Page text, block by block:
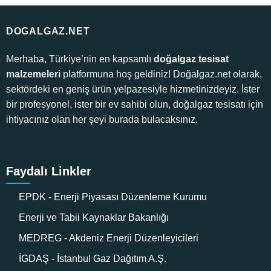
DOGALGAZ.NET
Merhaba, Türkiye’nin en kapsamlı doğalgaz tesisat
malzemeleriplatformuna hoş geldiniz! Doğalgaz.net olarak,
sektördeki en geniş ürün yelpazesiyle hizmetinizdeyiz. İster
bir profesyonel, ister bir ev sahibi olun, doğalgaz tesisatı için
ihtiyacınız olan her şeyi burada bulacaksınız.
Faydalı Linkler
EPDK - Enerji Piyasası Düzenleme Kurumu
Enerji ve Tabii Kaynaklar Bakanlığı
MEDREG - Akdeniz Enerji Düzenleyicileri
İGDAŞ - İstanbul Gaz Dağıtım A.Ş.